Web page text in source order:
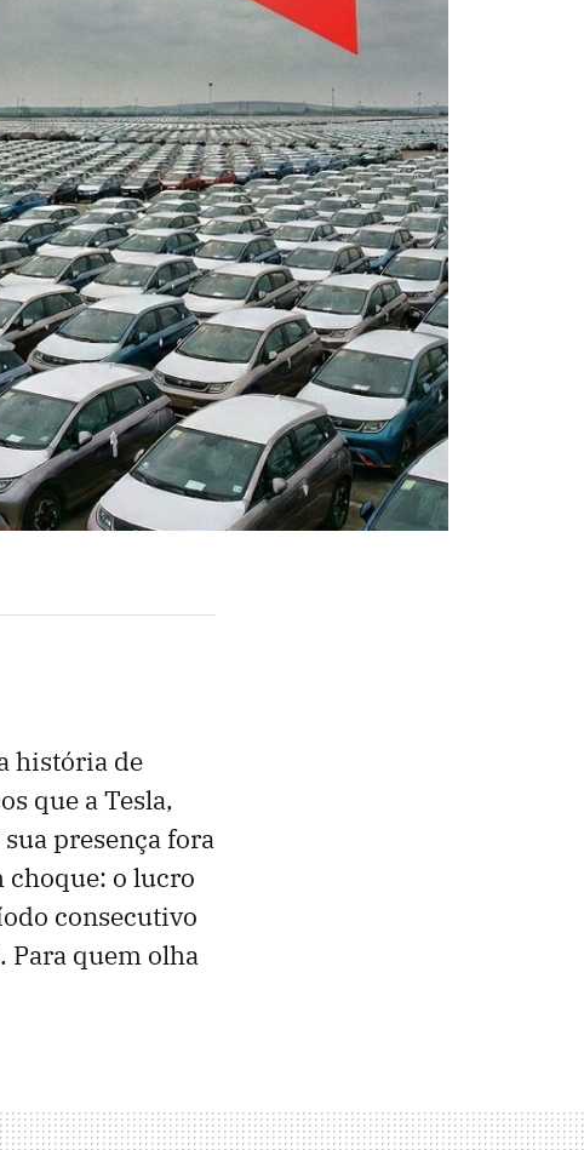
história de
que a Tesla,
presença fora
choque: o lucro
consecutivo
Para quem olha